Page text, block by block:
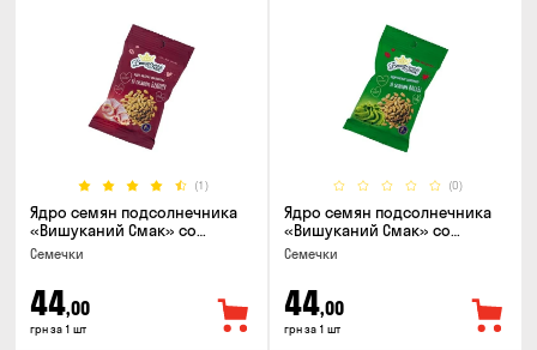
(1)
Ядро семян подсолнечника
«Вишуканий Смак» со
вкусом бекона, 80г
Семечки
44,00
грн за 1 шт
(0)
Ядро семян подсолнечника
«Вишуканий Смак» со
вкусом васаби, 80г
Семечки
44,00
грн за 1 шт